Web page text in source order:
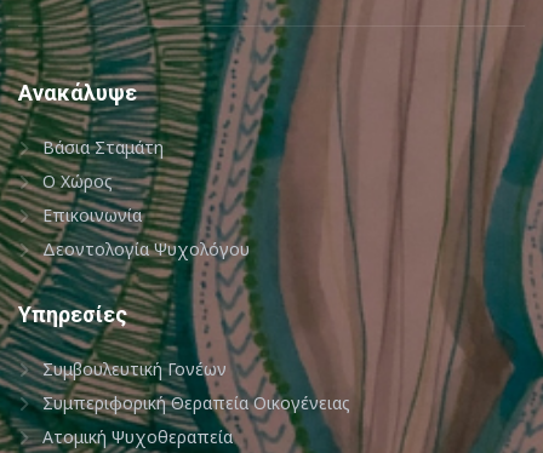
Ανακάλυψε
Βάσια Σταμάτη
Ο Χώρος
Επικοινωνία
Δεοντολογία Ψυχολόγου
Υπηρεσίες
Συμβουλευτική Γονέων
Συμπεριφορική Θεραπεία Οικογένειας
Ατομική Ψυχοθεραπεία